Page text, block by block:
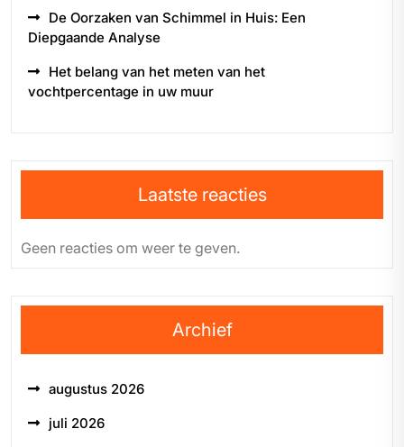
De Oorzaken van Schimmel in Huis: Een
Diepgaande Analyse
Het belang van het meten van het
vochtpercentage in uw muur
Laatste reacties
Geen reacties om weer te geven.
Archief
augustus 2026
juli 2026